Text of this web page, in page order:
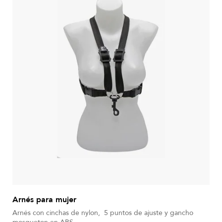
Arnés para mujer
Arnés con cinchas de nylon, 5 puntos de ajuste y gancho